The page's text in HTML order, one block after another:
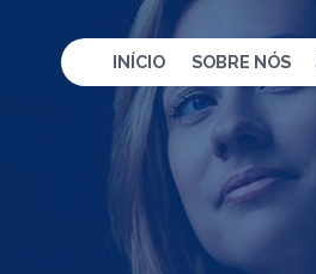
INÍCIO SOBRE NÓS